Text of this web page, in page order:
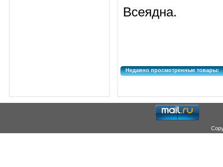
Всеядна.
Недавно просмотренные товары: